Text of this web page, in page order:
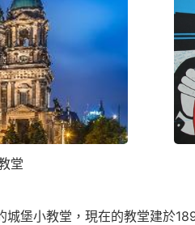
堂
城堡小教堂，現在的教堂建於